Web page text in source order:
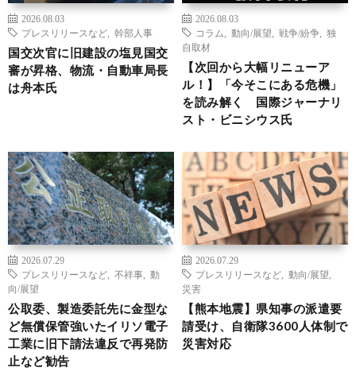
2026.08.03
プレスリリースなど
幹部人事
国交次官に旧建設の塩見国交
審が昇格、物流・自動車局長
は舟本氏
2026.08.03
コラム
動向/展望 戦争/紛争
独
自取材
【次回から大幅リニューア
ル！】「今そこにある危機」
を読み解く 国際ジャーナリ
スト・ビニシウス氏
2026.07.29
プレスリリースなど
不祥事
動
向/展望
公取委、製造委託先に金型な
ど無償保管強いたイリソ電子
工業に旧下請法違反で再発防
止など勧告
2026.07.29
プレスリリースなど
動向/展望
災害
【熊本地震】県知事の派遣要
請受け、自衛隊3600人体制で
災害対応